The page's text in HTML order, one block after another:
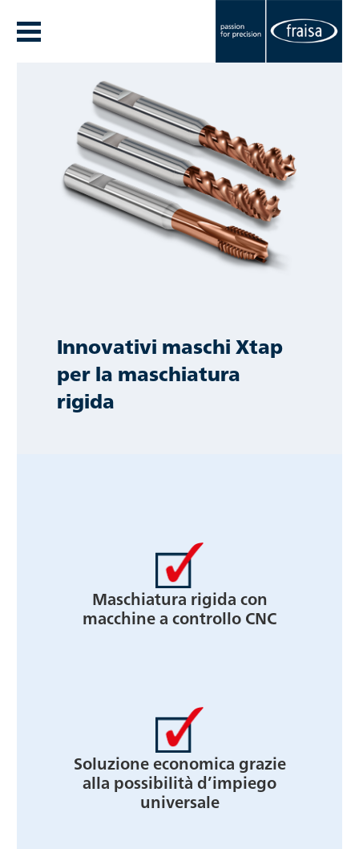
Innovativi maschi Xtap
per la maschiatura
rigida
Maschiatura rigida con
macchine a controllo CNC
Soluzione economica grazie
alla possibilità d’impiego
universale